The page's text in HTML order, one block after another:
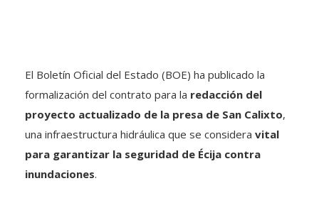
El Boletín Oficial del Estado (BOE) ha publicado la
formalización del contrato para la redacción del
proyecto actualizado de la presa de San Calixto,
una infraestructura hidráulica que se considera vital
para garantizar la seguridad de Écija contra
inundaciones.